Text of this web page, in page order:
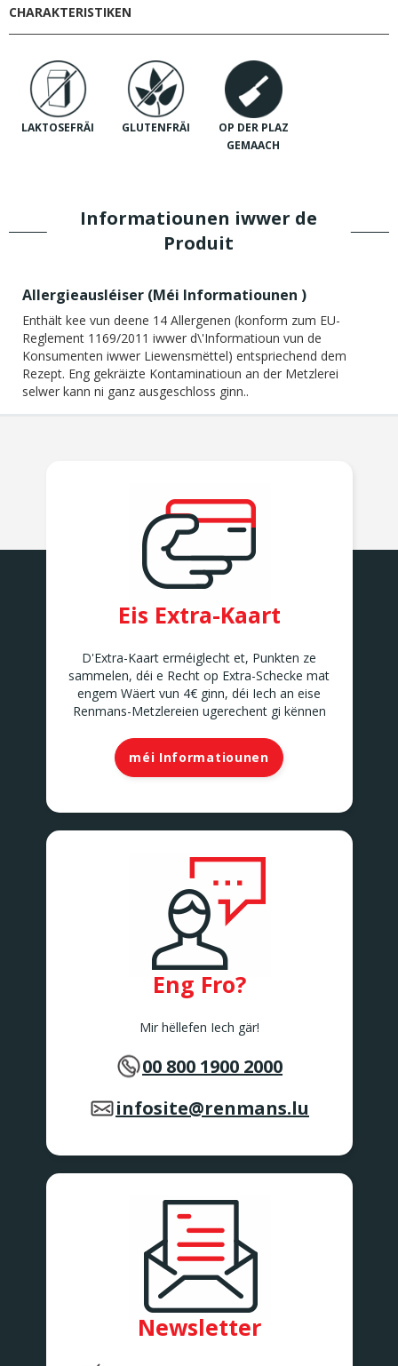
CHARAKTERISTIKEN
LAKTOSEFRÄI GLUTENFRÄI
OP DER PLAZ
GEMAACH
Informatiounen iwwer de
Produit
Allergieausléiser (Méi Informatiounen )
Enthält kee vun deene 14 Allergenen (konform zum EU-
Reglement 1169/2011 iwwer d\'Informatioun vun de
Konsumenten iwwer Liewensmëttel) entspriechend dem
Rezept. Eng gekräizte Kontaminatioun an der Metzlerei
selwer kann ni ganz ausgeschloss ginn..
Eis Extra-Kaart
D'Extra-Kaart erméiglecht et, Punkten ze
sammelen, déi e Recht op Extra-Schecke mat
engem Wäert vun 4€ ginn, déi Iech an eise
Renmans-Metzlereien ugerechent gi kënnen
méi Informatiounen
Eng Fro?
Mir hëllefen Iech gär!
00 800 1900 2000
infosite@renmans.lu
Newsletter